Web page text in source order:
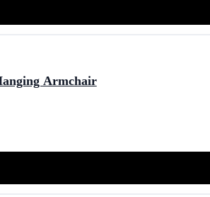
Armchair